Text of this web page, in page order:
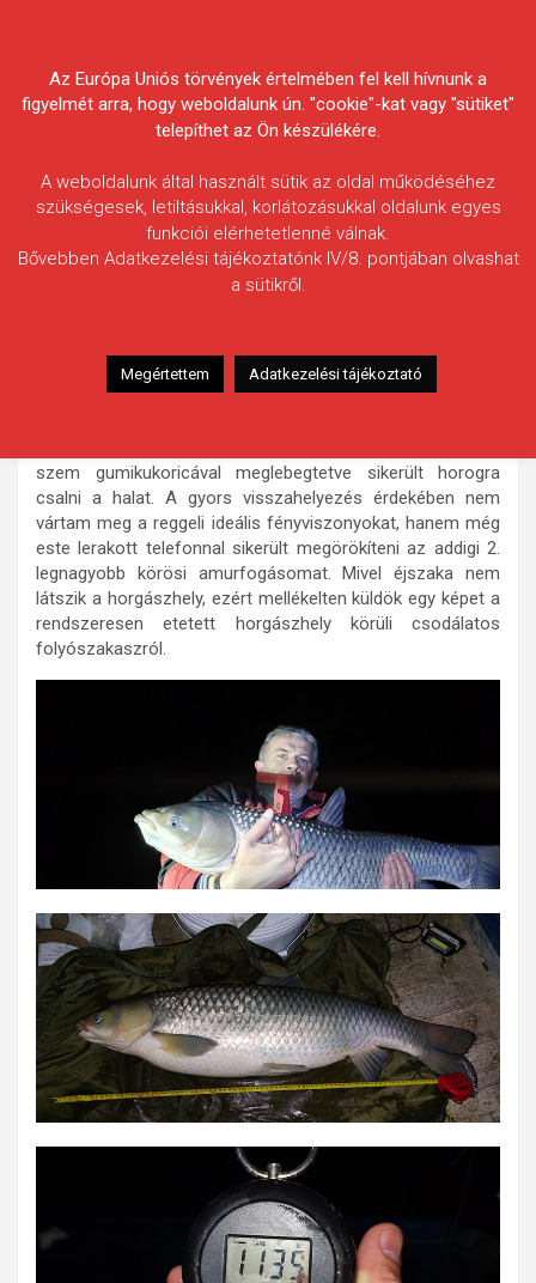
Egyesületek Szövetsége
Hidasi László
Halfaj: Amur
Fogott hal adatai: 11,35 kg
szem gumikukoricával meglebegtetve sikerült horogra
csalni a halat. A gyors visszahelyezés érdekében nem
vártam meg a reggeli ideális fényviszonyokat, hanem még
este lerakott telefonnal sikerült megörökíteni az addigi 2.
legnagyobb körösi amurfogásomat. Mivel éjszaka nem
látszik a horgászhely, ezért mellékelten küldök egy képet a
rendszeresen etetett horgászhely körüli csodálatos
folyószakaszról.
Az Európa Uniós törvények értelmében fel kell hívnunk a
figyelmét arra, hogy weboldalunk ún. "cookie"-kat vagy "sütiket"
telepíthet az Ön készülékére.
A weboldalunk által használt sütik az oldal működéséhez
szükségesek, letiltásukkal, korlátozásukkal oldalunk egyes
funkciói elérhetetlenné válnak.
Bővebben Adatkezelési tájékoztatónk IV/8. pontjában olvashat
a sütikről.
Megértettem Adatkezelési tájékoztató